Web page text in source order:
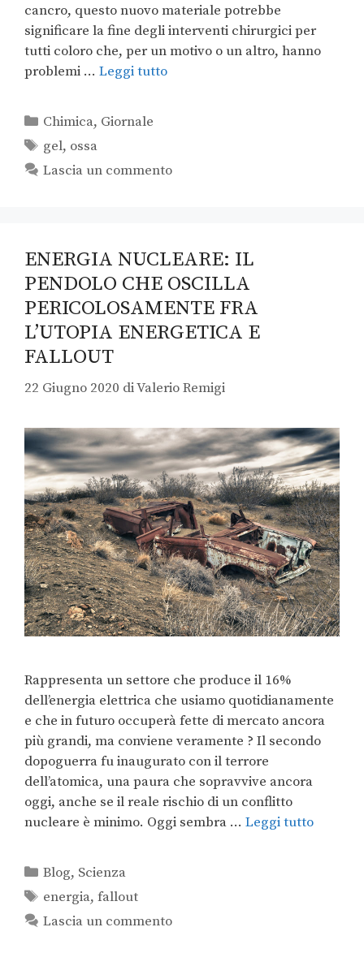
cancro, questo nuovo materiale potrebbe
significare la fine degli interventi chirurgici per
tutti coloro che, per un motivo o un altro, hanno
problemi … Leggi tutto
Chimica, Giornale
gel, ossa
Lascia un commento
ENERGIA NUCLEARE: IL
PENDOLO CHE OSCILLA
PERICOLOSAMENTE FRA
L’UTOPIA ENERGETICA E
FALLOUT
22 Giugno 2020 diValerio Remigi
Rappresenta un settore che produce il 16%
dell’energia elettrica che usiamo quotidianamente
e che in futuro occuperà fette di mercato ancora
più grandi, ma conviene veramente ? Il secondo
dopoguerra fu inaugurato con il terrore
dell’atomica, una paura che sopravvive ancora
oggi, anche se il reale rischio di un conflitto
nucleare è minimo. Oggi sembra … Leggi tutto
Blog, Scienza
energia,fallout
Lascia un commento